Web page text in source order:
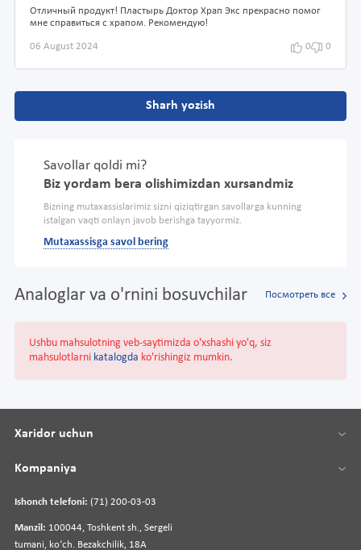
Отличный продукт! Пластырь Доктор Храп Экс прекрасно помог
мне справиться с храпом. Рекомендую!
06 August 2024 0 0
Sharh yozish
Savollar qoldi mi?
Biz yordam bera olishimizdan xursandmiz
Bizning mutaxassislarimiz sizni qiziqtirgan savollarga kunning
istalgan vaqti onlayn javob berishga tayyormiz.
Mutaxassisga savol bering
Analoglar va o'rnini bosuvchilar Посмотреть все
Ushbu mahsulotning veb-saytimizda o'xshashi yo'q, siz
mahsulotlarni katalogda ko'rishingiz mumkin.
Ishonch telefoni: (71) 200-03-03
Manzil: 100044, Toshkent sh., Sergeli
tumani, koʻch. Bezakchilik, 18A
Xaridor uchun
Kompaniya